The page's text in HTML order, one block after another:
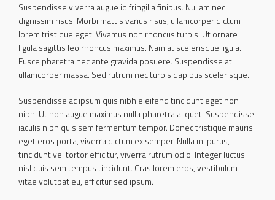
Suspendisse viverra augue id fringilla finibus. Nullam nec
dignissim risus. Morbi mattis varius risus, ullamcorper dictum
lorem tristique eget. Vivamus non rhoncus turpis. Ut ornare
ligula sagittis leo rhoncus maximus. Nam at scelerisque ligula.
Fusce pharetra nec ante gravida posuere. Suspendisse at
ullamcorper massa. Sed rutrum nec turpis dapibus scelerisque.
Suspendisse ac ipsum quis nibh eleifend tincidunt eget non
nibh. Ut non augue maximus nulla pharetra aliquet. Suspendisse
iaculis nibh quis sem fermentum tempor. Donec tristique mauris
eget eros porta, viverra dictum ex semper. Nulla mi purus,
tincidunt vel tortor efficitur, viverra rutrum odio. Integer luctus
nisl quis sem tempus tincidunt. Cras lorem eros, vestibulum
vitae volutpat eu, efficitur sed ipsum.